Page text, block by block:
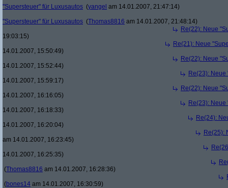
"Supersteuer" für Luxusautos (yangel am 14.01.2007, 21:47:14)
"Supersteuer" für Luxusautos (Thomas8816 am 14.01.2007, 21:48:14)
Re(22): Neue
19:03:15)
Re(21): Neue
14.01.2007, 15:50:49)
Re(22): Neue
14.01.2007, 15:52:44)
Re(23):
14.01.2007, 15:59:17)
Re(22): Neue
14.01.2007, 16:16:05)
Re(23):
14.01.2007, 16:18:33)
Re(24):
14.01.2007, 16:20:04)
Re(25):
am 14.01.2007, 16:23:45)
14.01.2007, 16:25:35)
(Thomas8816 am 14.01.2007, 16:28:36)
(bones14 am 14.01.2007, 16:30:59)